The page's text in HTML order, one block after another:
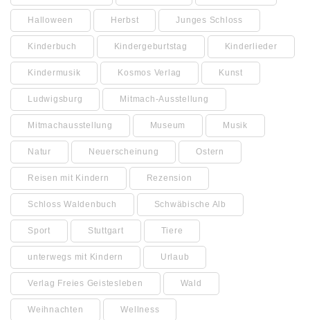
Halloween Herbst Junges Schloss
Kinderbuch Kindergeburtstag Kinderlieder
Kindermusik Kosmos Verlag Kunst
Ludwigsburg Mitmach-Ausstellung
Mitmachausstellung Museum Musik
Natur Neuerscheinung Ostern
Reisen mit Kindern Rezension
Schloss Waldenbuch Schwäbische Alb
Sport Stuttgart Tiere
unterwegs mit Kindern Urlaub
Verlag Freies Geistesleben Wald
Weihnachten Wellness